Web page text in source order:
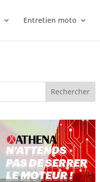
Entretien moto